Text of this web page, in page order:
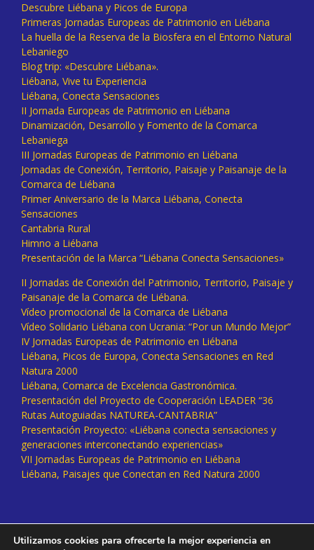
Descubre Liébana y Picos de Europa
Primeras Jornadas Europeas de Patrimonio en Liébana
La huella de la Reserva de la Biosfera en el Entorno Natural
Lebaniego
Blog trip: «Descubre Liébana».
Liébana, Vive tu Experiencia
Liébana, Conecta Sensaciones
II Jornada Europeas de Patrimonio en Liébana
Dinamización, Desarrollo y Fomento de la Comarca
Lebaniega
III Jornadas Europeas de Patrimonio en Liébana
Jornadas de Conexión, Territorio, Paisaje y Paisanaje de la
Comarca de Liébana
Primer Aniversario de la Marca Liébana, Conecta
Sensaciones
Cantabria Rural
Himno a Liébana
Presentación de la Marca “Liébana Conecta Sensaciones»
II Jornadas de Conexión del Patrimonio, Territorio, Paisaje y
Paisanaje de la Comarca de Liébana.
Vídeo promocional de la Comarca de Liébana
Vídeo Solidario Liébana con Ucrania: “Por un Mundo Mejor”
IV Jornadas Europeas de Patrimonio en Liébana
Liébana, Picos de Europa, Conecta Sensaciones en Red
Natura 2000
Liébana, Comarca de Excelencia Gastronómica.
Presentación del Proyecto de Cooperación LEADER “36
Rutas Autoguiadas NATUREA-CANTABRIA”
Presentación Proyecto: «Liébana conecta sensaciones y
generaciones interconectando experiencias»
VII Jornadas Europeas de Patrimonio en Liébana
Liébana, Paisajes que Conectan en Red Natura 2000
Utilizamos cookies para ofrecerte la mejor experiencia en